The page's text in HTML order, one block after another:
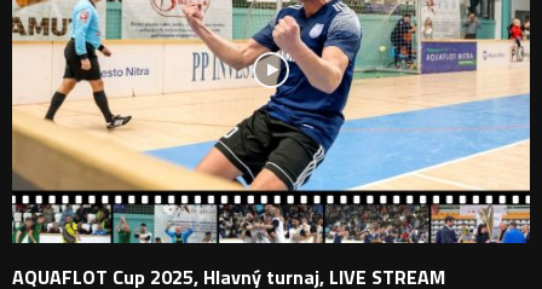
AQUAFLOT Cup 2025, Hlavný turnaj, LIVE STREAM